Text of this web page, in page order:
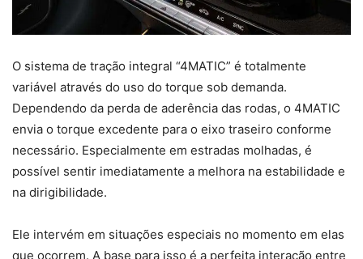
O sistema de tração integral “4MATIC” é totalmente
variável através do uso do torque sob demanda.
Dependendo da perda de aderência das rodas, o 4MATIC
envia o torque excedente para o eixo traseiro conforme
necessário. Especialmente em estradas molhadas, é
possível sentir imediatamente a melhora na estabilidade e
na dirigibilidade.
Ele intervém em situações especiais no momento em elas
que ocorrem. A base para isso é a perfeita interação entre